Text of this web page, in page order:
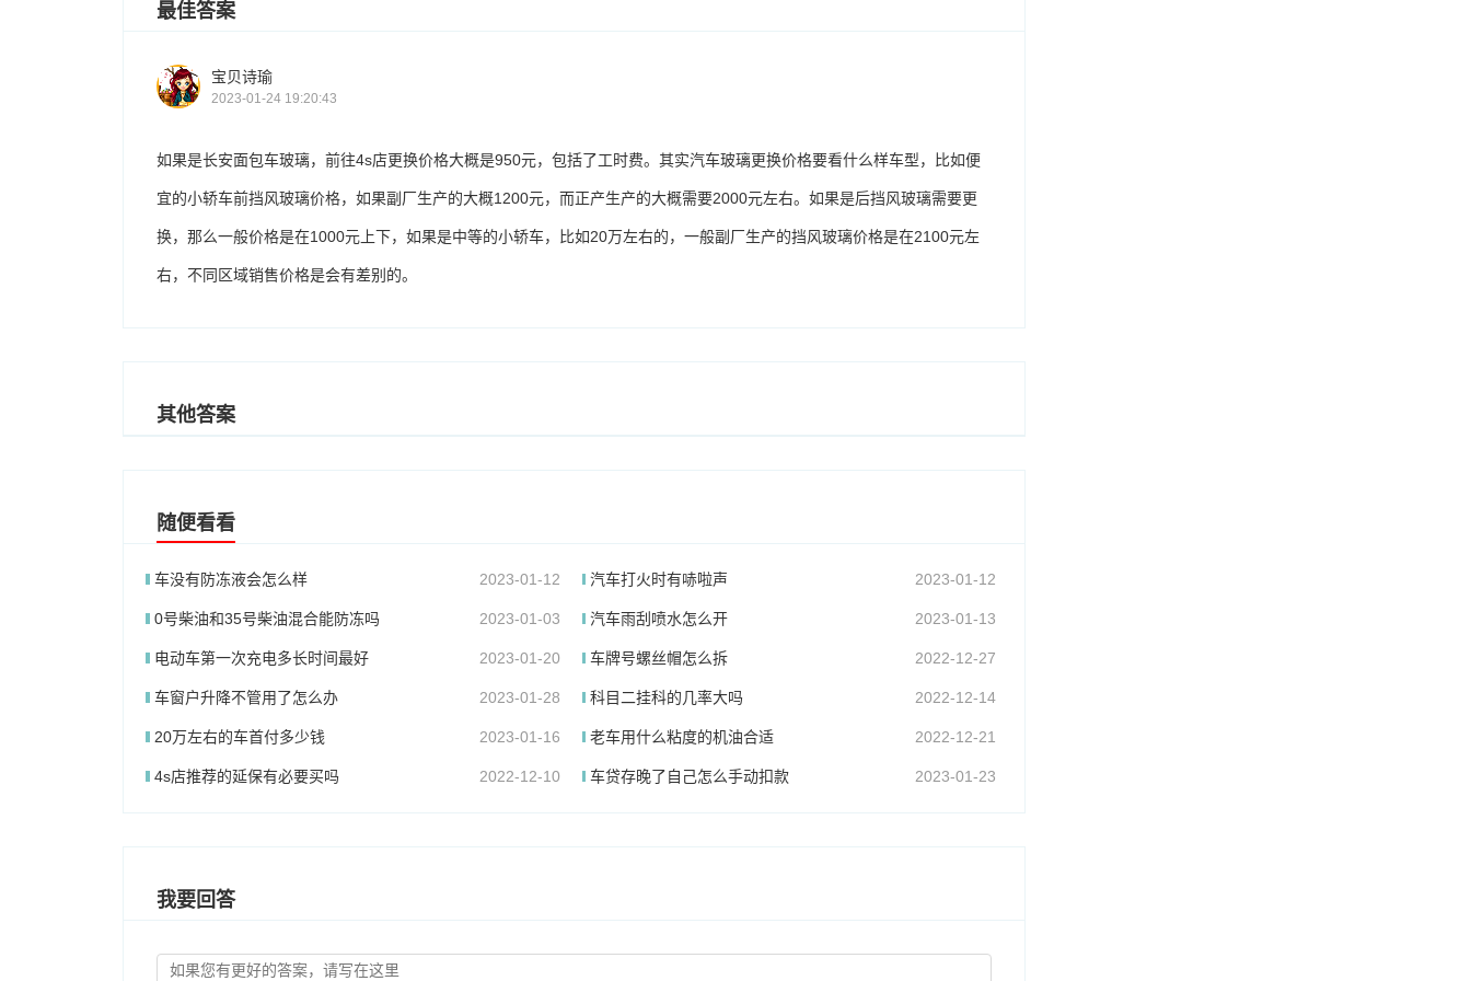
最佳答案
宝贝诗瑜
2023-01-24 19:20:43
如果是长安面包车玻璃，前往4s店更换价格大概是950元，包括了工时费。其实汽车玻璃更换价格要看什么样车型，比如便
宜的小轿车前挡风玻璃价格，如果副厂生产的大概1200元，而正产生产的大概需要2000元左右。如果是后挡风玻璃需要更
换，那么一般价格是在1000元上下，如果是中等的小轿车，比如20万左右的，一般副厂生产的挡风玻璃价格是在2100元左
右，不同区域销售价格是会有差别的。
其他答案
随便看看
车没有防冻液会怎么样 2023-01-12 汽车打火时有哧啦声 2023-01-12
0号柴油和35号柴油混合能防冻吗 2023-01-03 汽车雨刮喷水怎么开 2023-01-13
电动车第一次充电多长时间最好 2023-01-20 车牌号螺丝帽怎么拆 2022-12-27
车窗户升降不管用了怎么办 2023-01-28 科目二挂科的几率大吗 2022-12-14
20万左右的车首付多少钱 2023-01-16 老车用什么粘度的机油合适 2022-12-21
4s店推荐的延保有必要买吗 2022-12-10 车贷存晚了自己怎么手动扣款 2023-01-23
我要回答